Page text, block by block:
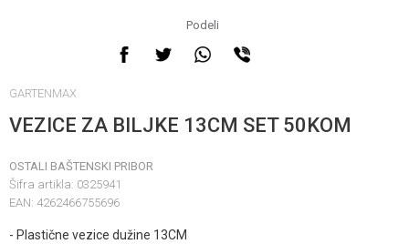
Podeli
GARTENMAX
VEZICE ZA BILJKE 13CM SET 50KOM
OSTALI BAŠTENSKI PRIBOR
Šifra artikla: 0325941
EAN: 4262466755696
- Plastične vezice dužine 13CM